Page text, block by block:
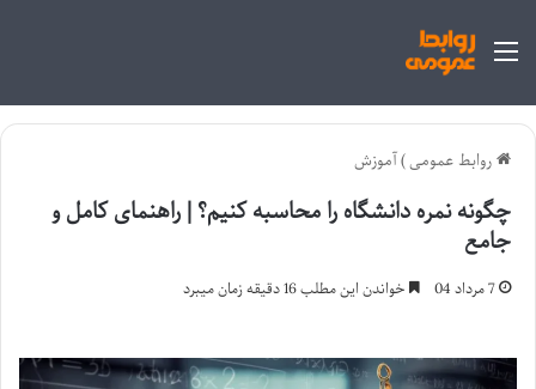
منو
روابط عمومی)آموزش
چگونه نمره دانشگاه را محاسبه کنیم؟ | راهنمای کامل و
جامع
7 مرداد 04 خواندن این مطلب 16 دقیقه زمان میبرد